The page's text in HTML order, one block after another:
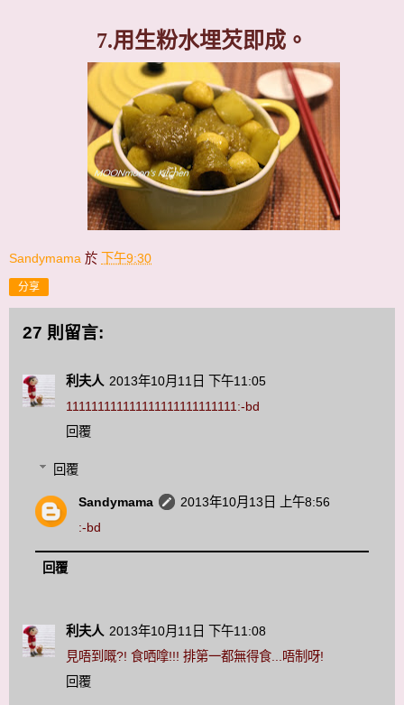
7.用生粉水埋芡即成。
Sandymama 於 下午9:30
分享
27 則留言:
利夫人 2013年10月11日 下午11:05
111111111111111111111111111:-bd
回覆
回覆
Sandymama
2013年10月13日 上午8:56
:-bd
回覆
利夫人 2013年10月11日 下午11:08
見唔到嘅?! 食哂嗱!!! 排第一都無得食...唔制呀!
回覆